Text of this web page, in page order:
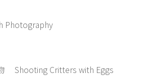
Shooting Critters with Eggs